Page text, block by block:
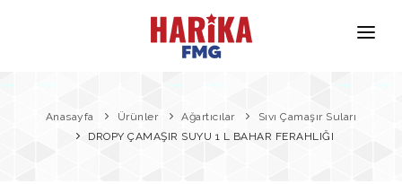
Anasayfa Ürünler Ağartıcılar
Sıvı Çamaşır Suları
DROPY ÇAMAŞIR SUYU 1 L BAHAR FERAHLIĞI